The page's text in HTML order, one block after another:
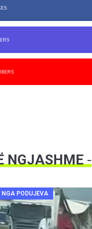
NGJASHME-
NGA PODUJEVA